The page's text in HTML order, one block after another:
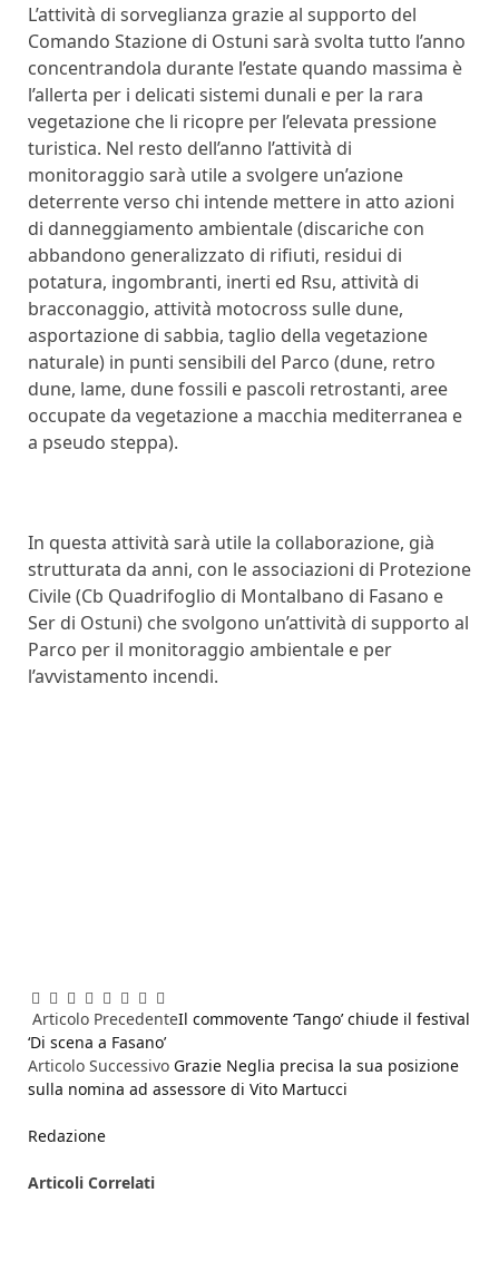
L’attività di sorveglianza grazie al supporto del
Comando Stazione di Ostuni sarà svolta tutto l’anno
concentrandola durante l’estate quando massima è
l’allerta per i delicati sistemi dunali e per la rara
vegetazione che li ricopre per l’elevata pressione
turistica. Nel resto dell’anno l’attività di
monitoraggio sarà utile a svolgere un’azione
deterrente verso chi intende mettere in atto azioni
di danneggiamento ambientale (discariche con
abbandono generalizzato di rifiuti, residui di
potatura, ingombranti, inerti ed Rsu, attività di
bracconaggio, attività motocross sulle dune,
asportazione di sabbia, taglio della vegetazione
naturale) in punti sensibili del Parco (dune, retro
dune, lame, dune fossili e pascoli retrostanti, aree
occupate da vegetazione a macchia mediterranea e
a pseudo steppa).
In questa attività sarà utile la collaborazione, già
strutturata da anni, con le associazioni di Protezione
Civile (Cb Quadrifoglio di Montalbano di Fasano e
Ser di Ostuni) che svolgono un’attività di supporto al
Parco per il monitoraggio ambientale e per
l’avvistamento incendi.
Facebook
Twitter
Pinterest
LinkedIn
Reddit
WhatsApp
Telegram
Email
Articolo PrecedenteIl commovente ‘Tango’ chiude il festival
‘Di scena a Fasano’
Articolo Successivo Grazie Neglia precisa la sua posizione
sulla nomina ad assessore di Vito Martucci
Redazione
Articoli Correlati